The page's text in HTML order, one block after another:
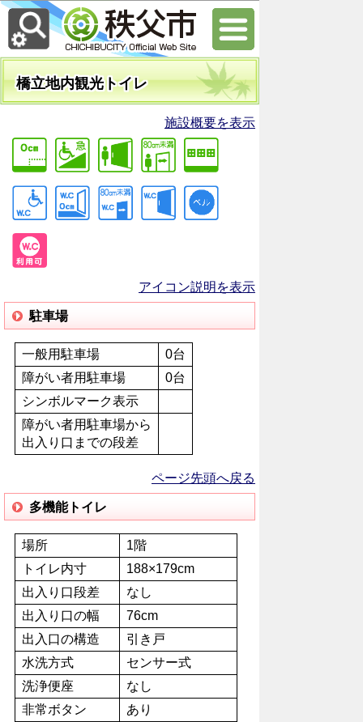
橋立地内観光トイレ
施設概要を表示
アイコン説明を表示
駐車場
一般用駐車場
0台
障がい者用駐車場
0台
シンボルマーク表示
障がい者用駐車場から
出入り口までの段差
ページ先頭へ戻る
多機能トイレ
場所
1階
トイレ内寸
188×179cm
出入り口段差
なし
出入り口の幅
76cm
出入口の構造
引き戸
水洗方式
センサー式
洗浄便座
なし
非常ボタン
あり